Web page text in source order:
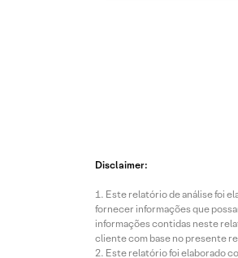
Disclaimer:
Este relatório de análise foi
fornecer informações que
informações contidas neste
cliente com base no presente
Este relatório foi elaborado